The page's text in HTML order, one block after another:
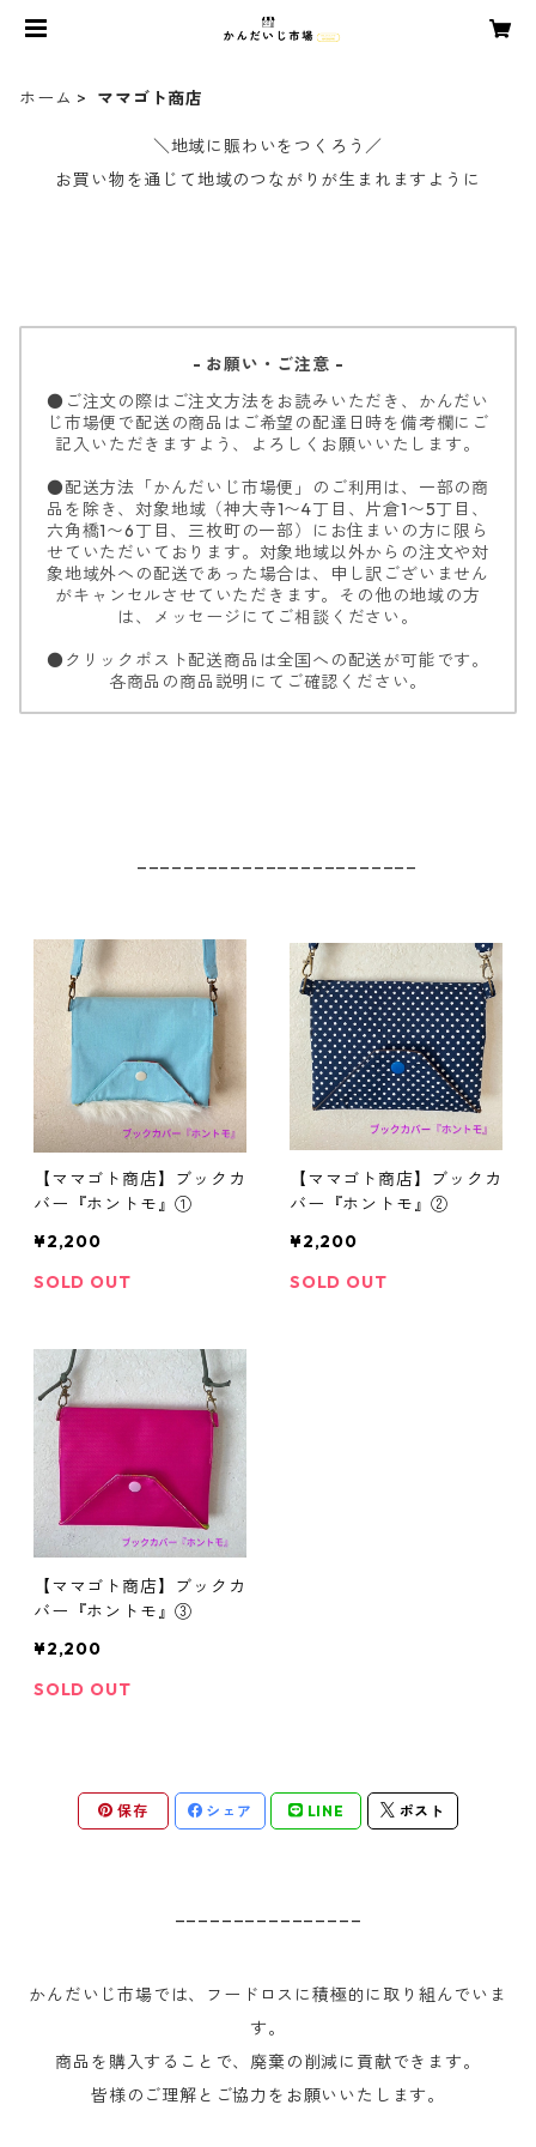
ホーム ママゴト商店
＼地域に賑わいをつくろう／
お買い物を通じて地域のつながりが生まれますように
- お願い・ご注意 -
●ご注文の際はご注文方法をお読みいただき、かんだい
じ市場便で配送の商品はご希望の配達日時を備考欄にご
記入いただきますよう、よろしくお願いいたします。
●配送方法「かんだいじ市場便」のご利用は、一部の商
品を除き、対象地域（神大寺1〜4丁目、片倉1〜5丁目、
六角橋1〜6丁目、三枚町の一部）にお住まいの方に限ら
せていただいております。対象地域以外からの注文や対
象地域外への配送であった場合は、申し訳ございません
がキャンセルさせていただきます。その他の地域の方
は、メッセージにてご相談ください。
●クリックポスト配送商品は全国への配送が可能です。
各商品の商品説明にてご確認ください。
【ママゴト商店】ブックカ
バー『ホントモ』①
¥2,200
SOLD OUT
【ママゴト商店】ブックカ
バー『ホントモ』②
¥2,200
SOLD OUT
【ママゴト商店】ブックカ
バー『ホントモ』③
¥2,200
SOLD OUT
保存 シェア LINE ポスト
かんだいじ市場では、フードロスに積極的に取り組んでいま
す。
商品を購入することで、廃棄の削減に貢献できます。
皆様のご理解とご協力をお願いいたします。